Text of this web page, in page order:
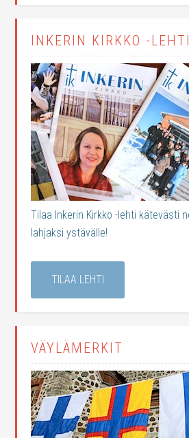
INKERIN KIRKKO -LEHTI
Tilaa Inkerin Kirkko -lehti kätevästi
lahjaksi ystävälle!
TILAA LEHTI
VÄYLÄMERKIT